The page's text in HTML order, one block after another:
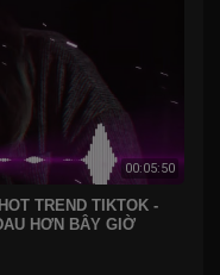
00:05:50
TREND TIKTOK -
HƠN BÂY GIỜ